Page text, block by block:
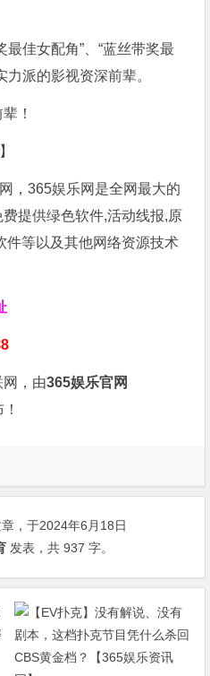
最佳女配角”、“蓝丝带奖最
力派的影视资深前辈。
！
，365娱乐网是全网最大的
提供绿色软件,活动线报,原
件等以及其他网络资源技术
网，由365娱乐官网
，于2024年6月18日
发表，共 937 字。